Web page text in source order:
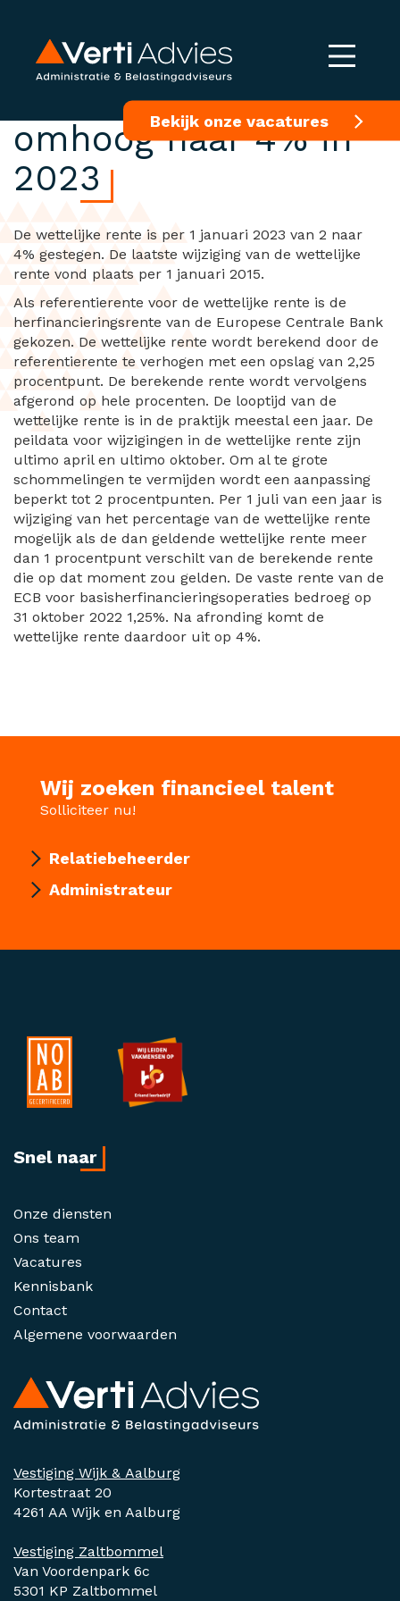
Bekijk onze vacatures
Wettelijke rente
omhoog naar 4% in
2023
De wettelijke rente is per 1 januari 2023 van 2 naar
4% gestegen. De laatste wijziging van de wettelijke
rente vond plaats per 1 januari 2015.
Als referentierente voor de wettelijke rente is de
herfinancieringsrente van de Europese Centrale Bank
gekozen. De wettelijke rente wordt berekend door de
referentierente te verhogen met een opslag van 2,25
procentpunt. De berekende rente wordt vervolgens
afgerond op hele procenten. De looptijd van de
wettelijke rente is in de praktijk meestal een jaar. De
peildata voor wijzigingen in de wettelijke rente zijn
ultimo april en ultimo oktober. Om al te grote
schommelingen te vermijden wordt een aanpassing
beperkt tot 2 procentpunten. Per 1 juli van een jaar is
wijziging van het percentage van de wettelijke rente
mogelijk als de dan geldende wettelijke rente meer
dan 1 procentpunt verschilt van de berekende rente
die op dat moment zou gelden. De vaste rente van de
ECB voor basisherfinancieringsoperaties bedroeg op
31 oktober 2022 1,25%. Na afronding komt de
wettelijke rente daardoor uit op 4%.
Wij zoeken financieel talent
Solliciteer nu!
Relatiebeheerder
Administrateur
Vestiging Wijk & Aalburg
Kortestraat 20
4261 AA Wijk en Aalburg
Vestiging Zaltbommel
Van Voordenpark 6c
5301 KP Zaltbommel
Snel naar
Onze diensten
Ons team
Vacatures
Kennisbank
Contact
Algemene voorwaarden